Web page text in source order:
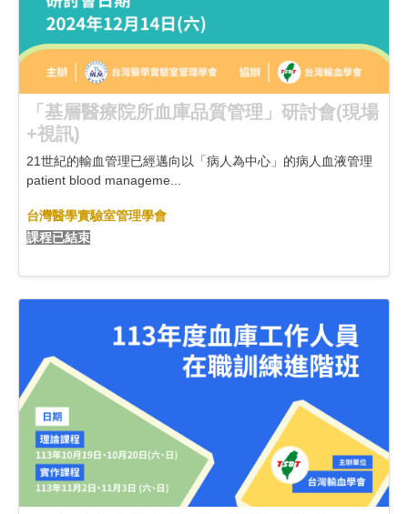
「基層醫療院所血庫品質管理」研討會(現場
+視訊)
21世紀的輸血管理已經邁向以「病人為中心」的病人血液管理
patient blood manageme...
台灣醫學實驗室管理學會
課程已結束